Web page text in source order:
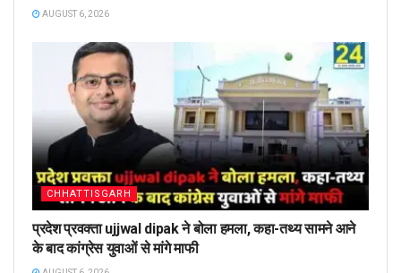
AUGUST 6, 2026
CHHATTISGARH
प्रदेश प्रवक्ता ujjwal dipak ने बोला हमला, कहा-तथ्य सामने आने
के बाद कांग्रेस युवाओं से मांगे माफी